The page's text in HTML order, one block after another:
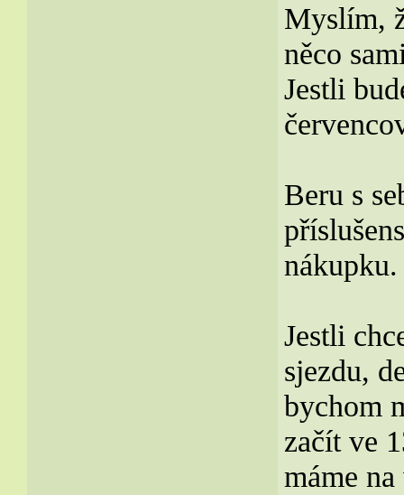
Myslím,
něco
Jestli
Beru s
nákupku.
Jestli
sjezdu,
bychom
začít ve
máme